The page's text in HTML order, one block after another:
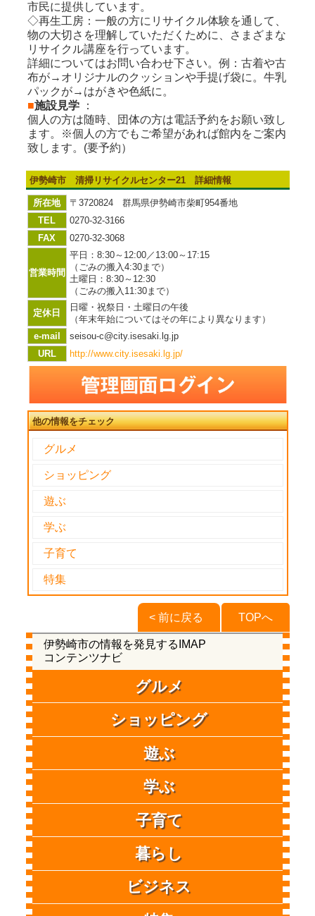
市民に提供しています。
◇再生工房：一般の方にリサイクル体験を通して、
物の大切さを理解していただくために、さまざまな
リサイクル講座を行っています。
詳細についてはお問い合わせ下さい。例：古着や古
布が→オリジナルのクッションや手提げ袋に。牛乳
パックが→はがきや色紙に。
■施設見学：
個人の方は随時、団体の方は電話予約をお願い致し
ます。※個人の方でもご希望があれば館内をご案内
致します。(要予約）
伊勢崎市 清掃リサイクルセンター21 詳細情報
所在地
〒3720824 群馬県伊勢崎市柴町954番地
TEL
0270-32-3166
FAX
0270-32-3068
営業時間
平日：8:30～12:00／13:00～17:15
（ごみの搬入4:30まで）
土曜日：8:30～12:30
（ごみの搬入11:30まで）
定休日
日曜・祝祭日・土曜日の午後
（年末年始についてはその年により異なります）
e-mail
seisou-c@city.isesaki.lg.jp
URL
http://www.city.isesaki.lg.jp/
他の情報をチェック
グルメ
ショッピング
遊ぶ
学ぶ
子育て
特集
TOPへ
< 前に戻る
伊勢崎市の情報を発見するIMAP
コンテンツナビ
グルメ
ショッピング
遊ぶ
学ぶ
子育て
暮らし
ビジネス